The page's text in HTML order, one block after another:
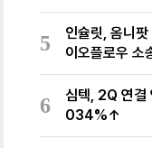
5
인슐릿, 옴니
이오플로우 소
6
심텍, 2Q 연결
034%↑